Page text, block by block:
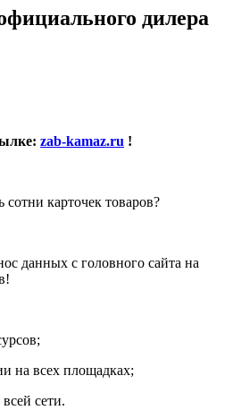
дилера
zab-kamaz.ru !
карточек товаров?
данных с головного сайта на
на всех площадках;
сети.